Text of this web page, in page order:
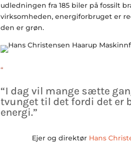
udledningen fra 185 biler på fossilt
virksomheden, energiforbruget er
den er grøn.
“
“I dag vil mange sætte
tvunget til det fordi det er
energi.”
Ejer og direktør Hans